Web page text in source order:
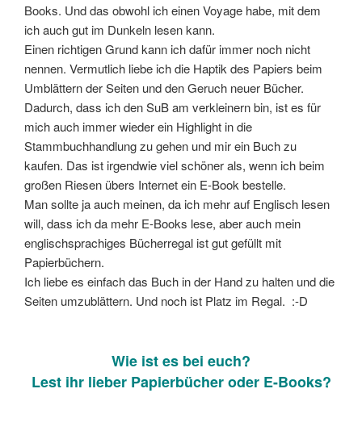
Books. Und das obwohl ich einen Voyage habe, mit dem
ich auch gut im Dunkeln lesen kann.
Einen richtigen Grund kann ich dafür immer noch nicht
nennen. Vermutlich liebe ich die Haptik des Papiers beim
Umblättern der Seiten und den Geruch neuer Bücher.
Dadurch, dass ich den SuB am verkleinern bin, ist es für
mich auch immer wieder ein Highlight in die
Stammbuchhandlung zu gehen und mir ein Buch zu
kaufen. Das ist irgendwie viel schöner als, wenn ich beim
großen Riesen übers Internet ein E-Book bestelle.
Man sollte ja auch meinen, da ich mehr auf Englisch lesen
will, dass ich da mehr E-Books lese, aber auch mein
englischsprachiges Bücherregal ist gut gefüllt mit
Papierbüchern.
Ich liebe es einfach das Buch in der Hand zu halten und die
Seiten umzublättern. Und noch ist Platz im Regal. :-D
Wie ist es bei euch?
Lest ihr lieber Papierbücher oder E-Books?